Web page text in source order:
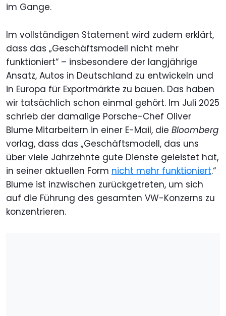
im Gange.
Im vollständigen Statement wird zudem erklärt,
dass das „Geschäftsmodell nicht mehr
funktioniert“ – insbesondere der langjährige
Ansatz, Autos in Deutschland zu entwickeln und
in Europa für Exportmärkte zu bauen. Das haben
wir tatsächlich schon einmal gehört. Im Juli 2025
schrieb der damalige Porsche-Chef Oliver
Blume Mitarbeitern in einer E-Mail, die Bloomberg
vorlag, dass das „Geschäftsmodell, das uns
über viele Jahrzehnte gute Dienste geleistet hat,
in seiner aktuellen Form nicht mehr funktioniert.“
Blume ist inzwischen zurückgetreten, um sich
auf die Führung des gesamten VW-Konzerns zu
konzentrieren.